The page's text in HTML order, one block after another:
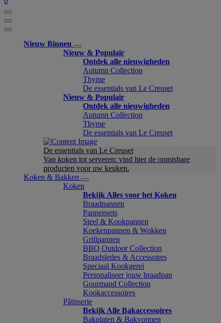
Nieuw Binnen
Nieuw & Populair
Ontdek alle nieuwigheden
Autumn Collection
Thyme
De essentials van Le Creuset
Nieuw & Populair
Ontdek alle nieuwigheden
Autumn Collection
Thyme
De essentials van Le Creuset
De essentials van Le Creuset
Van koken tot serveren: vind hier de onmisbare
producten voor uw keuken.
Koken & Bakken
Koken
Bekijk Alles voor het Koken
Braadpannen
Pannensets
Steel & Kookpannen
Koekenpannen & Wokken
Grillpannen
BBQ Outdoor Collection
Braadsledes & Accessoires
Speciaal Kookgerei
Personaliseer jouw braadpan
Gourmand Collection
Kookaccessoires
Pâtisserie
Bekijk Alle Bakaccessoires
Bakplaten & Bakvormen